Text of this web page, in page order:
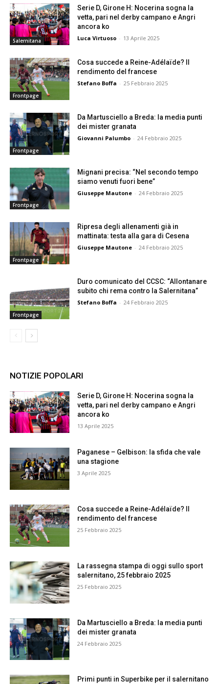
Salernitana
Serie D, Girone H: Nocerina sogna la
vetta, pari nel derby campano e Angri
ancora ko
Luca Virtuoso - 13 Aprile 2025
Frontpage
Cosa succede a Reine-Adélaïde? Il
rendimento del francese
Stefano Boffa - 25 Febbraio 2025
Frontpage
Da Martusciello a Breda: la media punti
dei mister granata
Giovanni Palumbo - 24 Febbraio 2025
Frontpage
Mignani precisa: “Nel secondo tempo
siamo venuti fuori bene”
Giuseppe Mautone - 24 Febbraio 2025
Frontpage
Ripresa degli allenamenti già in
mattinata: testa alla gara di Cesena
Giuseppe Mautone - 24 Febbraio 2025
Frontpage
Duro comunicato del CCSC: “Allontanare
subito chi rema contro la Salernitana”
Stefano Boffa - 24 Febbraio 2025
NOTIZIE POPOLARI
Serie D, Girone H: Nocerina sogna la
vetta, pari nel derby campano e Angri
ancora ko
13 Aprile 2025
Paganese – Gelbison: la sfida che vale
una stagione
3 Aprile 2025
Cosa succede a Reine-Adélaïde? Il
rendimento del francese
25 Febbraio 2025
La rassegna stampa di oggi sullo sport
salernitano, 25 febbraio 2025
25 Febbraio 2025
Da Martusciello a Breda: la media punti
dei mister granata
24 Febbraio 2025
Primi punti in Superbike per il salernitano